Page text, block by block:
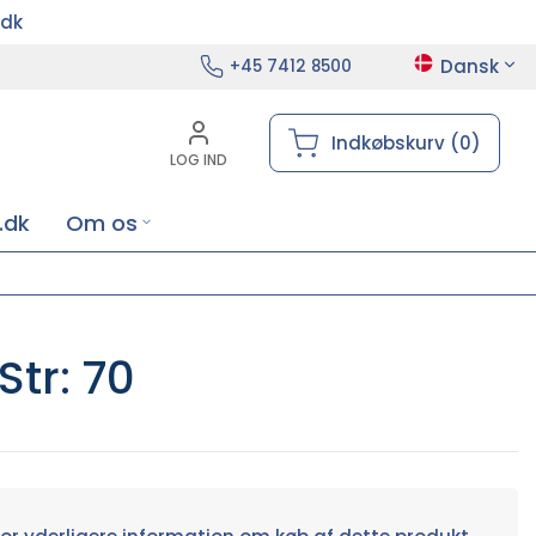
+45 7412 8500 Dansk
LOG IND
Indkøbskurv (0)
Om os
70